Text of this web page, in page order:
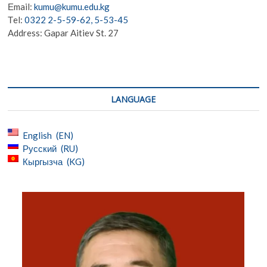
Еmail:kumu@kumu.edu.kg
Тel:0322 2-5-59-62, 5-53-45
Address: Gapar Aitiev St. 27
LANGUAGE
English
EN
Русский
RU
Кыргызча
KG